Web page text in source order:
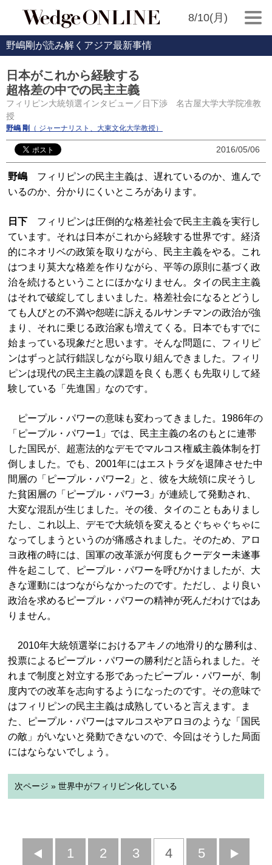
8/10(月)
野嶋剛が読み解くアジア最新事情
日本がこれから経験する
超格差の中での民主主義
フィリピン大統領選インタビュー／日下渉 名古屋大学大学院准教
授
野嶋 剛 （ ジャーナリスト、大東文化大学教授）
2016/05/06
野嶋 フィリピンの民主主義は、遅れているのか、進んで
いるのか、分かりにくいところがあります。
日下 フィリピンは圧倒的な格差社会で民主主義を実行し
ています。それは日本がこれから経験する世界です。経済
的にネオリベの政策を取りながら、民主主義をやる。これ
はつまり莫大な格差を作りながら、平等の原則に基づく政
治を続けるということにほかなりません。タイの民主主義
はそれで破綻してしまいました。格差社会になるとどうし
ても人びとの不満や怨嗟に訴えるルサンチマンの政治が強
まり、それに乗じる政治家も増えてくる。日本でもすでに
始まっている現象だと思います。そんな問題に、フィリピ
ンはずっと試行錯誤しながら取り組んできました。フィリ
ピンは現代の民主主義の課題を良くも悪くも先取りして経
験している「先進国」なのです。
ピープル・パワーの意味も変わってきました。1986年の
「ピープル・パワー1」では、民主主義の名のもとに連帯
した国民が、超憲法的なデモでマルコス権威主義体制を打
倒しました。でも、2001年にはエストラダを退陣させた中
間層の「ピープル・パワー2」と、彼を大統領に戻そうし
た貧困層の「ピープル・パワー3」が連続して発動され、
大変な混乱が生じました。その後、タイのこともありまし
たし、これ以上、デモで大統領を変えるとぐちゃぐちゃに
なってしまうというのが痛感されました。そのため、アロ
ヨ政権の時には、国軍の改革派が何度もクーデター未遂事
件を起こして、ピープル・パワーを呼びかけましたが、大
きな運動にはつながらなかったのです。ただし、より良い
政治を求めるピープル・パワーの精神が死んだわけではあ
りません。
2010年大統領選挙におけるアキノの地滑り的な勝利は、
投票によるピープル・パワーの勝利だと語られました。そ
れまで制度と対立する形であったピープル・パワーが、制
度内での改革を志向するようになったのです。その意味で
はフィリピンの民主主義は成熟していると言えます。ま
た、ピープル・パワーはマルコスやアロヨのような「国民
の敵」がいないと発動できないので、今回はそうした局面
にはならないでしょう。
次ページ » 世界中がフィリピン化している
前
1 2 3 4 5